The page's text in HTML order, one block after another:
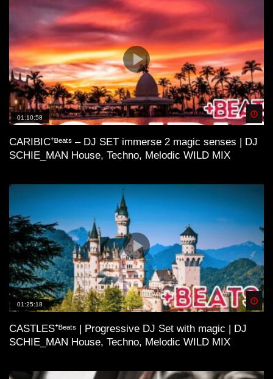
01:10:58
CARIBIC⁺ᴮᵉᵃᵗˢ – DJ SET immerse 2 magic senses | DJ
SCHIE_MAN House, Techno, Melodic WILD MIX
01:25:18
CASTLES⁺ᴮᵉᵃᵗˢ | Progressive DJ Set with magic | DJ
SCHIE_MAN House, Techno, Melodic WILD MIX